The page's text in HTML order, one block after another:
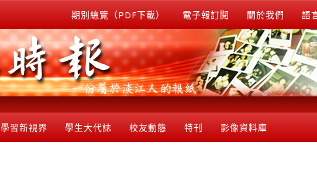
期別總覽（PDF下載） 電子報訂閱 關於我們 語
學習新視界 學生大代誌 校友動態 特刊 影像資料庫